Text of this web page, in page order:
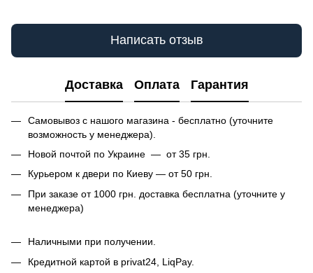
Написать отзыв
Доставка Оплата Гарантия
Самовывоз с нашого магазина - бесплатно (уточните
возможность у менеджера).
Новой почтой по Украине — от 35 грн.
Курьером к двери по Киеву — от 50 грн.
При заказе от 1000 грн. доставка бесплатна (уточните у
менеджера)
Наличными при получении.
Кредитной картой в privat24, LiqPay.